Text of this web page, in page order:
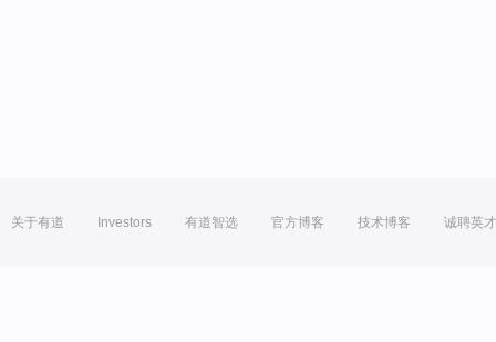
关于有道 Investors 有道智选 官方博客 技术博客 诚聘英才